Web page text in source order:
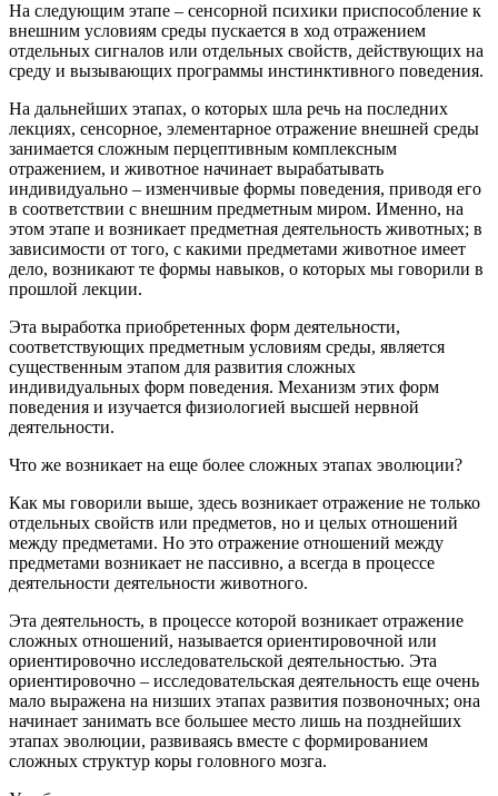
На следующим этапе – сенсорной психики приспособление к
внешним условиям среды пускается в ход отражением
отдельных сигналов или отдельных свойств, действующих на
среду и вызывающих программы инстинктивного поведения.
На дальнейших этапах, о которых шла речь на последних
лекциях, сенсорное, элементарное отражение внешней среды
занимается сложным перцептивным комплексным
отражением, и животное начинает вырабатывать
индивидуально – изменчивые формы поведения, приводя его
в соответствии с внешним предметным миром. Именно, на
этом этапе и возникает предметная деятельность животных; в
зависимости от того, с какими предметами животное имеет
дело, возникают те формы навыков, о которых мы говорили в
прошлой лекции.
Эта выработка приобретенных форм деятельности,
соответствующих предметным условиям среды, является
существенным этапом для развития сложных
индивидуальных форм поведения. Механизм этих форм
поведения и изучается физиологией высшей нервной
деятельности.
Что же возникает на еще более сложных этапах эволюции?
Как мы говорили выше, здесь возникает отражение не только
отдельных свойств или предметов, но и целых отношений
между предметами. Но это отражение отношений между
предметами возникает не пассивно, а всегда в процессе
деятельности деятельности животного.
Эта деятельность, в процессе которой возникает отражение
сложных отношений, называется ориентировочной или
ориентировочно исследовательской деятельностью. Эта
ориентировочно – исследовательская деятельность еще очень
мало выражена на низших этапах развития позвоночных; она
начинает занимать все большее место лишь на позднейших
этапах эволюции, развиваясь вместе с формированием
сложных структур коры головного мозга.